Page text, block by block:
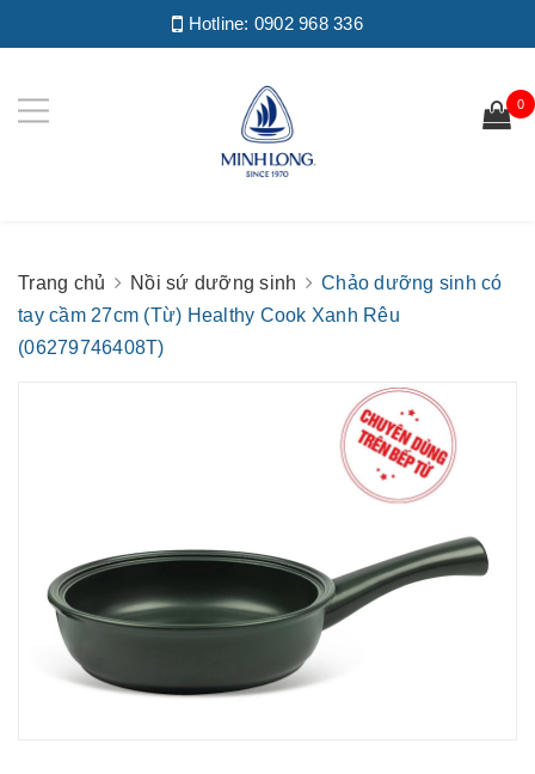
Hotline: 0902 968 336
0
Trang chủ Nồi sứ dưỡng sinh
Chảo dưỡng sinh có
tay cầm 27cm (Từ) Healthy Cook Xanh Rêu
(06279746408T)